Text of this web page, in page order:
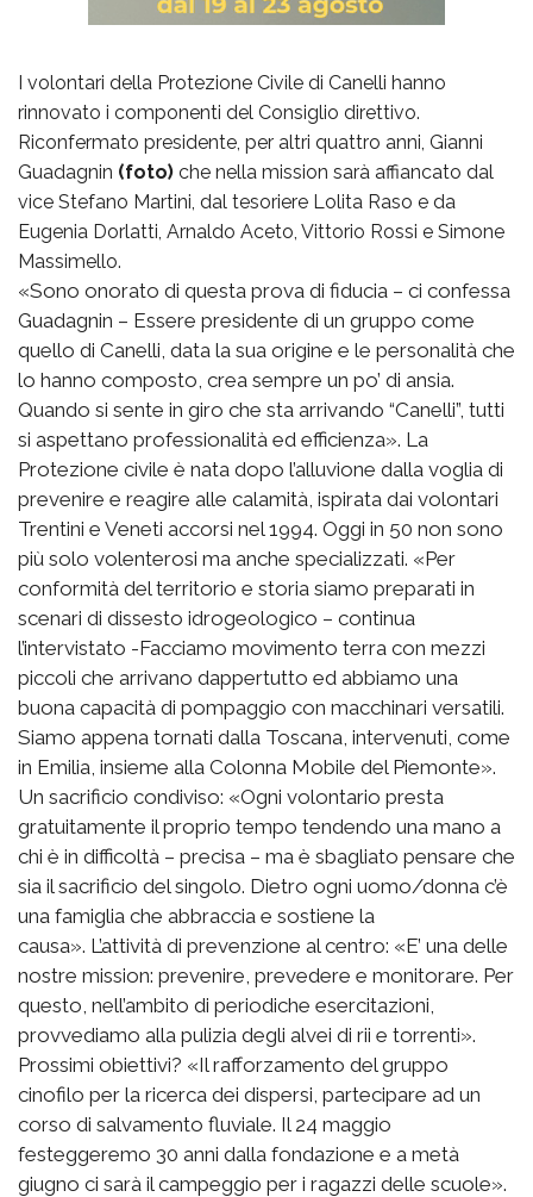
I volontari della Protezione Civile di Canelli hanno
rinnovato i componenti del Consiglio direttivo.
Riconfermato presidente, per altri quattro anni, Gianni
Guadagnin (foto) che nella mission sarà affiancato dal
vice Stefano Martini, dal tesoriere Lolita Raso e da
Eugenia Dorlatti, Arnaldo Aceto, Vittorio Rossi e Simone
Massimello.
«Sono onorato di questa prova di fiducia – ci confessa
Guadagnin – Essere presidente di un gruppo come
quello di Canelli, data la sua origine e le personalità che
lo hanno composto, crea sempre un po’ di ansia.
Quando si sente in giro che sta arrivando “Canelli”, tutti
si aspettano professionalità ed efficienza». La
Protezione civile è nata dopo l’alluvione dalla voglia di
prevenire e reagire alle calamità, ispirata dai volontari
Trentini e Veneti accorsi nel 1994. Oggi in 50 non sono
più solo volenterosi ma anche specializzati. «Per
conformità del territorio e storia siamo preparati in
scenari di dissesto idrogeologico – continua
l’intervistato -Facciamo movimento terra con mezzi
piccoli che arrivano dappertutto ed abbiamo una
buona capacità di pompaggio con macchinari versatili.
Siamo appena tornati dalla Toscana, intervenuti, come
in Emilia, insieme alla Colonna Mobile del Piemonte».
Un sacrificio condiviso: «Ogni volontario presta
gratuitamente il proprio tempo tendendo una mano a
chi è in difficoltà – precisa – ma è sbagliato pensare che
sia il sacrificio del singolo. Dietro ogni uomo/donna c’è
una famiglia che abbraccia e sostiene la
causa». L’attività di prevenzione al centro: «E’ una delle
nostre mission: prevenire, prevedere e monitorare. Per
questo, nell’ambito di periodiche esercitazioni,
provvediamo alla pulizia degli alvei di rii e torrenti».
Prossimi obiettivi? «Il rafforzamento del gruppo
cinofilo per la ricerca dei dispersi, partecipare ad un
corso di salvamento fluviale. Il 24 maggio
festeggeremo 30 anni dalla fondazione e a metà
giugno ci sarà il campeggio per i ragazzi delle scuole».